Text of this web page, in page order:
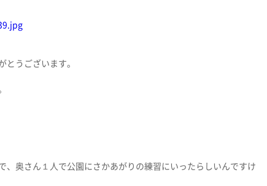
とうございます。
、奥さん１人で公園にさかあがりの練習にいったらしいんですけ